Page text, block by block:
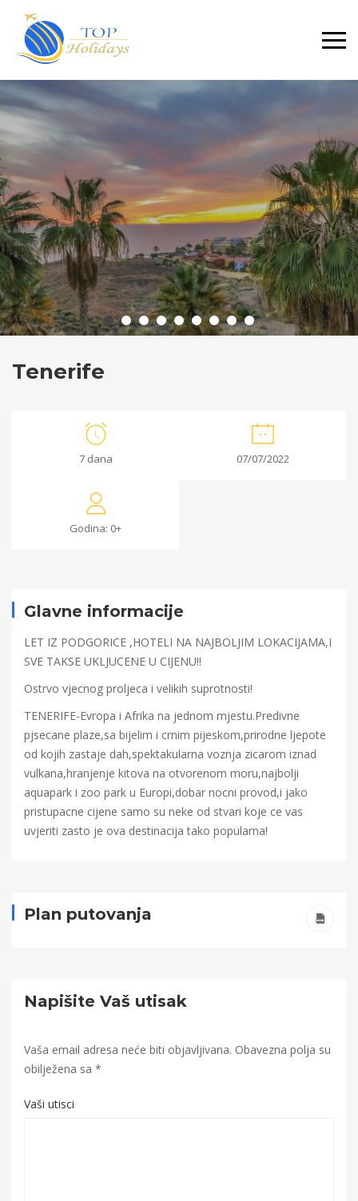
Primary
Menu
Tenerife
7 dana 07/07/2022
Godina: 0+
Tenerife
Glavne informacije
LET IZ PODGORICE ,HOTELI NA NAJBOLJIM LOKACIJAMA,I
SVE TAKSE UKLJUCENE U CIJENU!!
Ostrvo vjecnog proljeca i velikih suprotnosti!
TENERIFE-Evropa i Afrika na jednom mjestu.Predivne
pjsecane plaze,sa bijelim i crnim pijeskom,prirodne ljepote
od kojih zastaje dah,spektakularna voznja zicarom iznad
vulkana,hranjenje kitova na otvorenom moru,najbolji
aquapark i zoo park u Europi,dobar nocni provod,i jako
pristupacne cijene samo su neke od stvari koje ce vas
uvjeriti zasto je ova destinacija tako popularna!
Plan putovanja
Napišite Vaš utisak
Vaša email adresa neće biti objavljivana. Obavezna polja su
obilježena sa *
Vaši utisci